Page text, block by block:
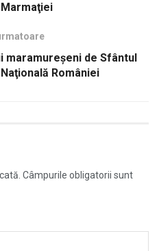
de Sfântul
României
Câmpurile obligatorii sunt